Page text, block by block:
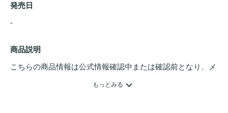
発売日
-
商品説明
こちらの商品情報は公式情報確認中または確認前となり、メ
もっとみる